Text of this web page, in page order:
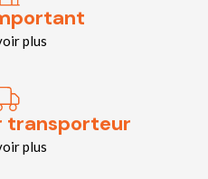
plus
transporteur
plus